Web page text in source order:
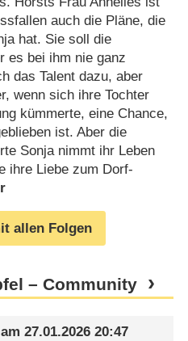
auch die Pläne, die
hat. Sie soll die
es bei ihm nie ganz
das Talent dazu, aber
wenn sich ihre Tochter
kümmerte, eine Chance,
ist. Aber die
Sonja nimmt ihr Leben
ihre Liebe zum Dorf-
allen Folgen
– Community
am27.01.2026 20:47